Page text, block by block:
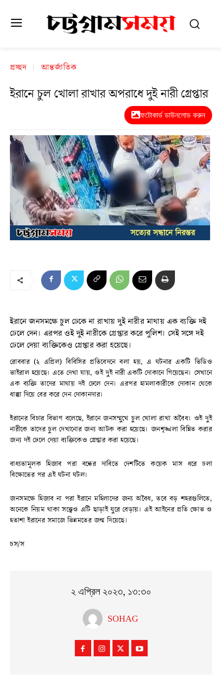
প্রচ্ছদ আন্তর্জাতিক
ইরানে চুল খোলা রাখার অপরাধে দুই নারী গ্রেপ্তার
ফটোকার্ড ডাউনলোড করুন
ইরানে জনসমক্ষে চুল ঢেকে না রাখায় দুই নারীর মাথায় এক ব্যক্তি দই
ঢেলে দেন। এরপর ওই দুই নারীকে গ্রেপ্তার করে পুলিশ। সেই সঙ্গে দই
ঢেলে দেয়া ব্যক্তিকেও গ্রেপ্তার করা হয়েছে।
রোববার (২ এপ্রিল) বিবিসির প্রতিবেদনে বলা হয়, এ ঘটনার একটি ভিডিও
ভাইরাল হয়েছে। এতে দেখা যায়, ওই দুই নারী একটি দোকানে গিয়েছেন। সেখানে
এক ব্যক্তি তাদের মাথায় দই ঢেলে দেন। এরপর হামলাকারীকে দোকান থেকে
ধাক্কা দিয়ে বের করে দেন দোকানদার।
ইরানের বিচার বিভাগ বলেছে, ইরানে জনসম্মুখে চুল খোলা রাখা অবৈধ। ওই দুই
নারীকে তাদের চুল দেখানোর জন্য আটক করা হয়েছে। জনশৃঙ্খলা বিঘ্নিত করার
জন্য দই ঢেলে দেয়া ব্যক্তিকেও গ্রেপ্তার করা হয়েছে।
বাধ্যতামূলক হিজাব পরা বন্ধের দাবিতে দেশটিতে কয়েক মাস ধরে চলা
বিক্ষোভের পর এই ঘটনা ঘটল।
জনসমক্ষে হিজাব না পরা ইরানে মহিলাদের জন্য অবৈধ, তবে বড় শহরগুলিতে,
অনেকে নিয়ম থাকা সত্ত্বেও এটি ছাড়াই ঘুরে বেড়ায়। এই আইনের প্রতি ক্ষোভ ও
হতাশা ইরানের সমাজে ভিন্নমতের জন্ম দিয়েছে।
চস/স
২ এপ্রিল ২০২৩, ১৩:৩০
SOHAG